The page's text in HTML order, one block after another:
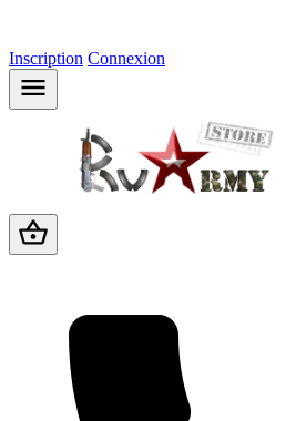
Inscription Connexion